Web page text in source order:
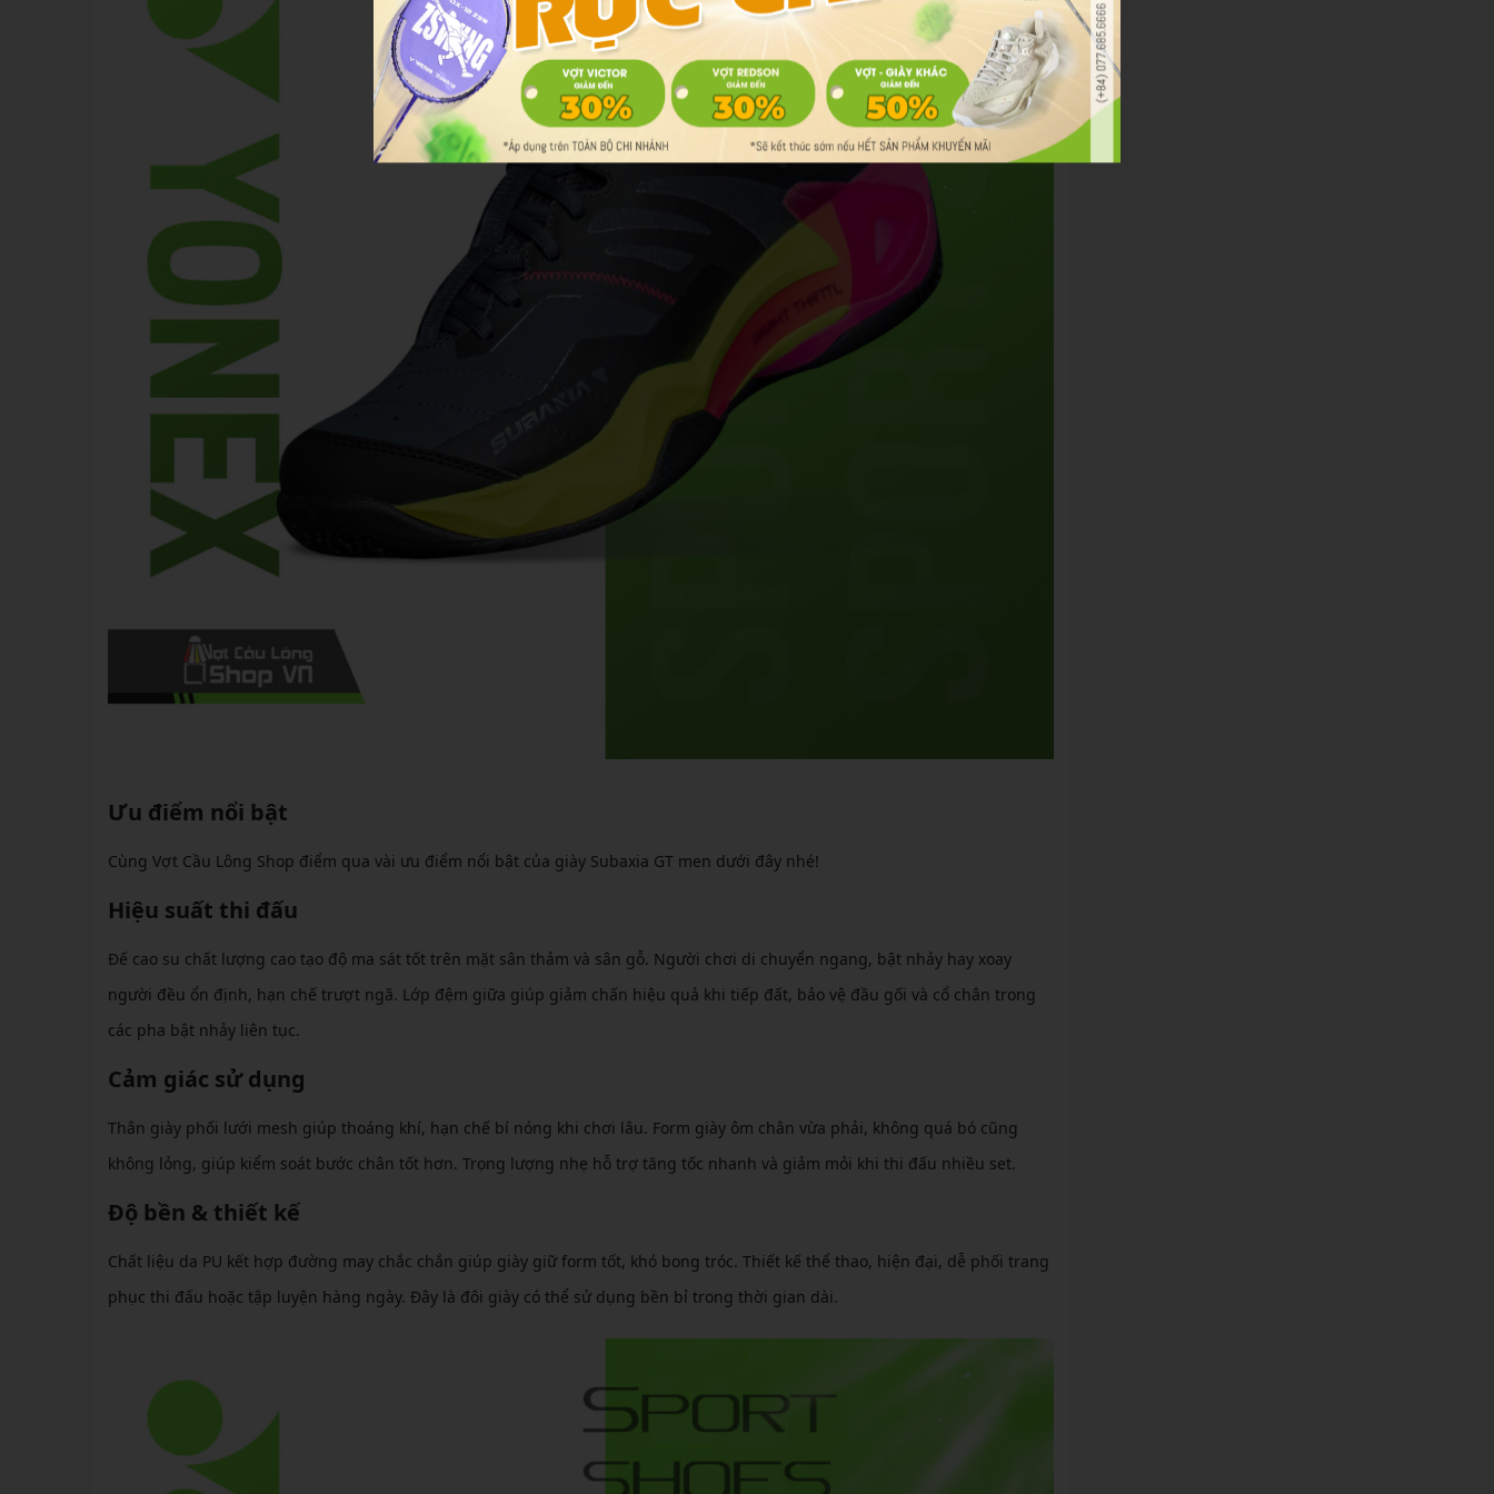
Ưu điểm nổi bật
Cùng Vợt Cầu Lông Shop điểm qua vài ưu điểm nổi bật của giày Subaxia GT men dưới đây nhé!
Hiệu suất thi đấu
Đế cao su chất lượng cao tạo độ ma sát tốt trên mặt sân thảm và sân gỗ. Người chơi di chuyển ngang, bật nhảy hay xoay
người đều ổn định, hạn chế trượt ngã. Lớp đệm giữa giúp giảm chấn hiệu quả khi tiếp đất, bảo vệ đầu gối và cổ chân trong
các pha bật nhảy liên tục.
Cảm giác sử dụng
Thân giày phối lưới mesh giúp thoáng khí, hạn chế bí nóng khi chơi lâu. Form giày ôm chân vừa phải, không quá bó cũng
không lỏng, giúp kiểm soát bước chân tốt hơn. Trọng lượng nhẹ hỗ trợ tăng tốc nhanh và giảm mỏi khi thi đấu nhiều set.
Độ bền & thiết kế
Chất liệu da PU kết hợp đường may chắc chắn giúp giày giữ form tốt, khó bong tróc. Thiết kế thể thao, hiện đại, dễ phối trang
phục thi đấu hoặc tập luyện hàng ngày. Đây là đôi giày có thể sử dụng bền bỉ trong thời gian dài.